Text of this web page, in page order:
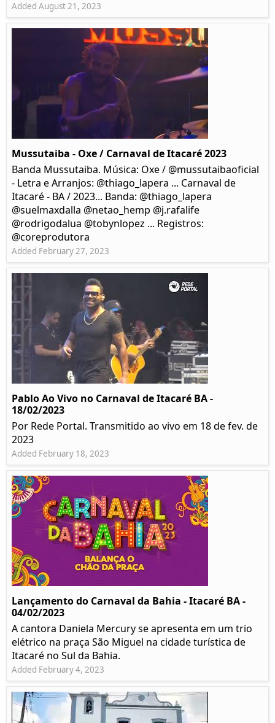
Added August 21, 2023
Mussutaiba - Oxe / Carnaval de Itacaré 2023
Banda Mussutaiba. Música: Oxe / @mussutaibaoficial
- Letra e Arranjos: @thiago_lapera ... Carnaval de
Itacaré - BA / 2023... Banda: @thiago_lapera
@suelmaxdalla @netao_hemp @j.rafalife
@rodrigodalua @tobynlopez ... Registros:
@coreprodutora
Added February 27, 2023
Pablo Ao Vivo no Carnaval de Itacaré BA -
18/02/2023
Por Rede Portal. Transmitido ao vivo em 18 de fev. de
2023
Added February 18, 2023
Lançamento do Carnaval da Bahia - Itacaré BA -
04/02/2023
A cantora Daniela Mercury se apresenta em um trio
elétrico na praça São Miguel na cidade turística de
Itacaré no Sul da Bahia.
Added February 4, 2023